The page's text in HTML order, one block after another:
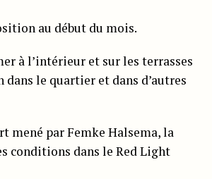
au début du mois.
à l’intérieur et sur les terrasses
dans le quartier et dans d’autres
mené par Femke Halsema, la
conditions dans le Red Light